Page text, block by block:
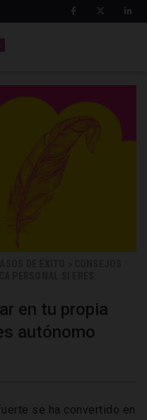
en tu propia
autónomo
se ha convertido en